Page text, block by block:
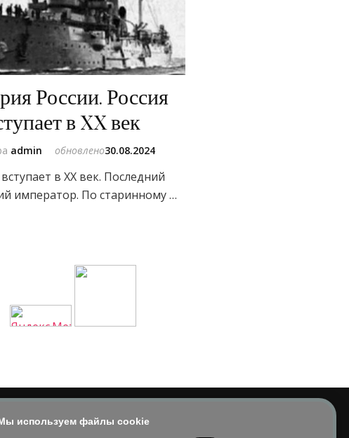
России. Россия
в XX век
admin обновлено30.08.2024
в XX век. Последний
император. По старинному …
используем файлы cookie
© 2014 - 2026